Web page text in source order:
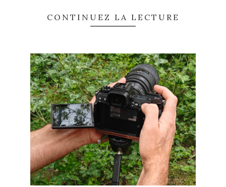
CONTINUEZ LA LECTURE